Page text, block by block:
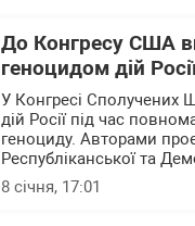
До Конгресу США
геноцидом дій
У Конгресі Сполучених
дій Росії під час
геноциду. Авторами
Республіканської та
8 січня, 17:01